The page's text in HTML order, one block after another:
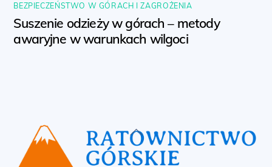
BEZPIECZEŃSTWO W GÓRACH I ZAGROŻENIA
Suszenie odzieży w górach – metody
awaryjne w warunkach wilgoci
Back
To